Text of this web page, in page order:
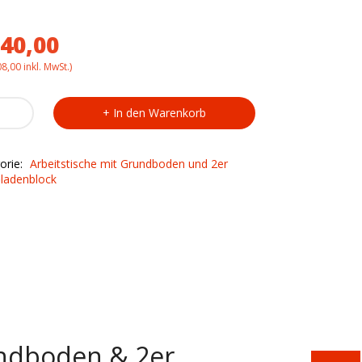
inkl. MwSt.)
In den Warenkorb
Arbeitstische mit Grundboden und 2er